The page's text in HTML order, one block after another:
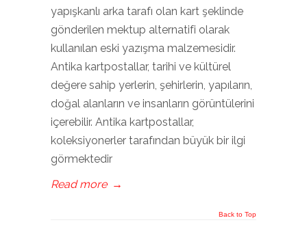
yapışkanlı arka tarafı olan kart şeklinde
gönderilen mektup alternatifi olarak
kullanılan eski yazışma malzemesidir.
Antika kartpostallar, tarihi ve kültürel
değere sahip yerlerin, şehirlerin, yapıların,
doğal alanların ve insanların görüntülerini
içerebilir. Antika kartpostallar,
koleksiyonerler tarafından büyük bir ilgi
görmektedir
Read more →
Back to Top